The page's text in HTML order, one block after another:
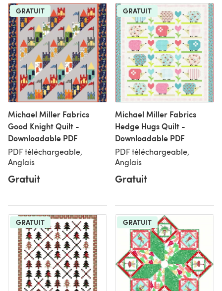
GRATUIT
Michael Miller Fabrics
Good Knight Quilt -
Downloadable PDF
PDF téléchargeable,
Anglais
Gratuit
GRATUIT
Michael Miller Fabrics
Hedge Hugs Quilt -
Downloadable PDF
PDF téléchargeable,
Anglais
Gratuit
GRATUIT GRATUIT